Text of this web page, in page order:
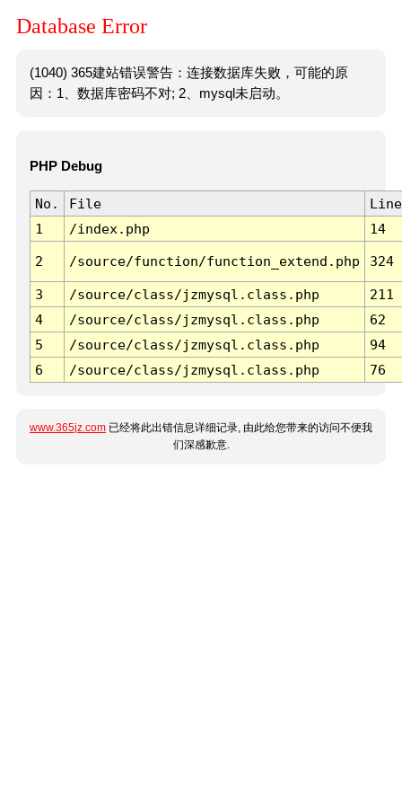
Database Error
(1040) 365建站错误警告：连接数据库失败，可能的原
因：1、数据库密码不对; 2、mysql未启动。
PHP Debug
No. File
Line
1
/index.php 14
2 /source/function/function_extend.php 324
3 /source/class/jzmysql.class.php
211
4
/source/class/jzmysql.class.php
62
5
/source/class/jzmysql.class.php
94
6
/source/class/jzmysql.class.php 76
www.365jz.com 已经将此出错信息详细记录, 由此给您带来的访问不便我
们深感歉意.